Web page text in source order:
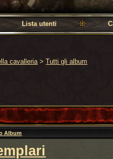
Lista utenti
cavalleria >Tutti gli album
Album